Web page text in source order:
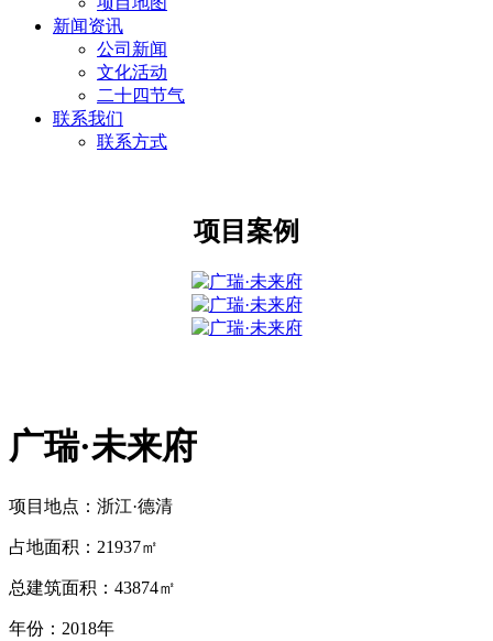
新闻资讯
公司新闻
文化活动
二十四节气
联系我们
联系方式
项目案例
广瑞·未来府
项目地点：浙江·德清
占地面积：21937㎡
总建筑面积：43874㎡
年份：2018年